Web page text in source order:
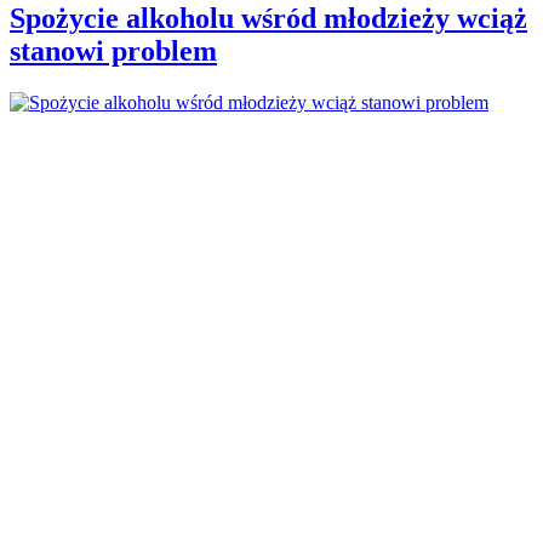
Spożycie alkoholu wśród młodzieży wciąż
stanowi problem